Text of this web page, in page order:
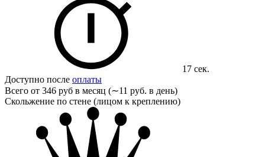
17 сек.
Доступно после оплаты
Всего от 346 руб в месяц (∼11 руб. в день)
Скольжение по стене (лицом к креплению)